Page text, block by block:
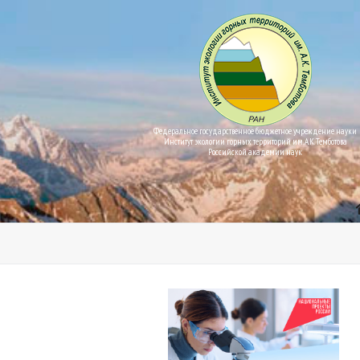
Федеральное государственное бюджетное учреждение науки
Институт экологии горных территорий им. А.К. Темботова
Российской академии наук